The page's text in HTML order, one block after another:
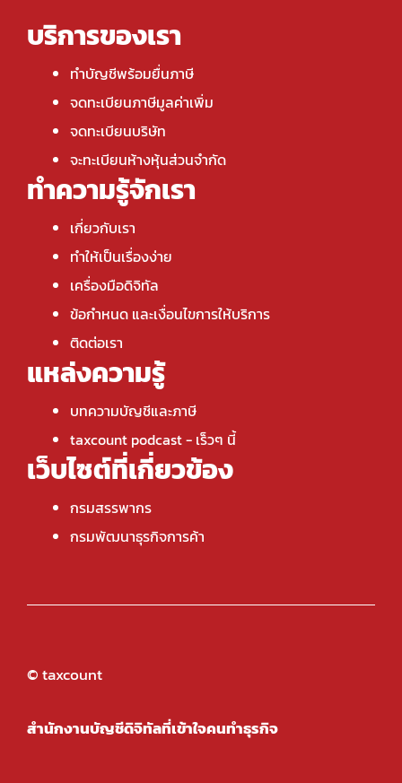
บริการของเรา
ทำบัญชีพร้อมยื่นภาษี
จดทะเบียนภาษีมูลค่าเพิ่ม
จดทะเบียนบริษัท
จะทะเบียนห้างหุ้นส่วนจำกัด
ทำความรู้จักเรา
เกี่ยวกับเรา
ทำให้เป็นเรื่องง่าย
เครื่องมือดิจิทัล
ข้อกำหนด และเงื่อนไขการให้บริการ
ติดต่อเรา
แหล่งความรู้
บทความบัญชีและภาษี
taxcount podcast- เร็วๆ นี้
เว็บไซต์ที่เกี่ยวข้อง
กรมสรรพากร
กรมพัฒนาธุรกิจการค้า
© taxcount
สำนักงานบัญชีดิจิทัลที่เข้าใจคนทำธุรกิจ